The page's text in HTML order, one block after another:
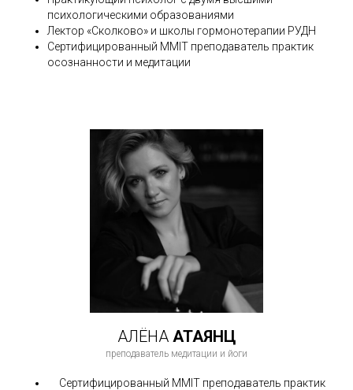
психологическими образованиями
Лектор «Сколково» и школы гормонотерапии РУДН
Cертифицированный MMIT преподаватель практик
осознанности и медитации
АЛЁНА АТАЯНЦ
преподаватель медитации и йоги
Сертифицированный ММІТ преподаватель практик